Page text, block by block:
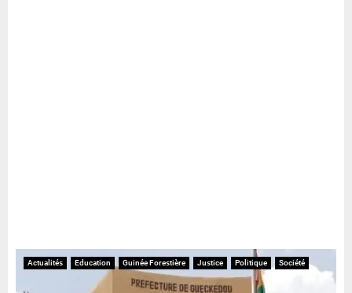
Actualités Education Guinée Forestière Justice Politique Société